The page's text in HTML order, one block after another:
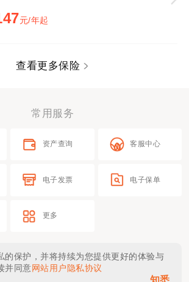
元/年起
查看更多保险
常用服务
资产查询 客服中心
电子发票 电子保单
更多
的保护，并将持续为您提供更好的体验与
并同意网站用户隐私协议